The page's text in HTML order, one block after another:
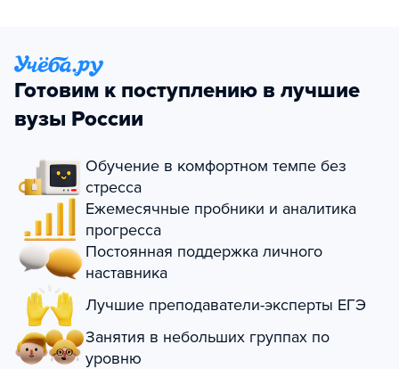
Готовим к поступлению в лучшие
вузы России
Обучение в комфортном темпе без
стресса
Ежемесячные пробники и аналитика
прогресса
Постоянная поддержка личного
наставника
Лучшие преподаватели-эксперты ЕГЭ
Занятия в небольших группах по
уровню